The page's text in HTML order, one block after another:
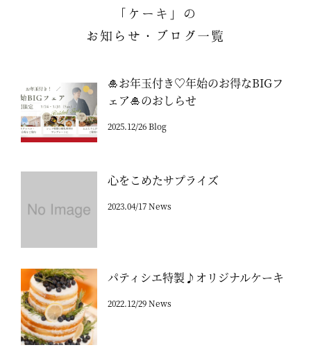
「ケーキ」の
お知らせ・ブログ一覧
🎍お年玉付き♡年始のお得なBIGフ
ェア🎍のおしらせ
2025.12/26 Blog
心をこめたサプライズ
2023.04/17 News
パティシエ特製♪オリジナルケーキ
2022.12/29 News